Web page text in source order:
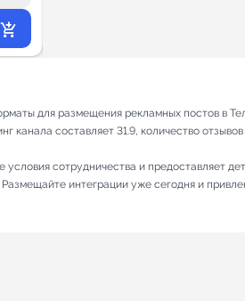
для размещения рекламных постов в
канала составляет 31.9, количество
сотрудничества и предоставляет
интеграции уже сегодня и